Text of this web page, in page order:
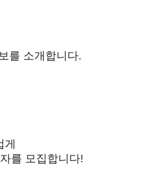
를 소개합니다.
를 모집합니다!